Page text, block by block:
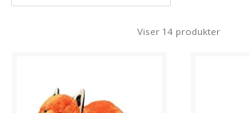
Et af de mest populære valg på getateddy.dk
både børn og voksne. De
Viser 14 produkter